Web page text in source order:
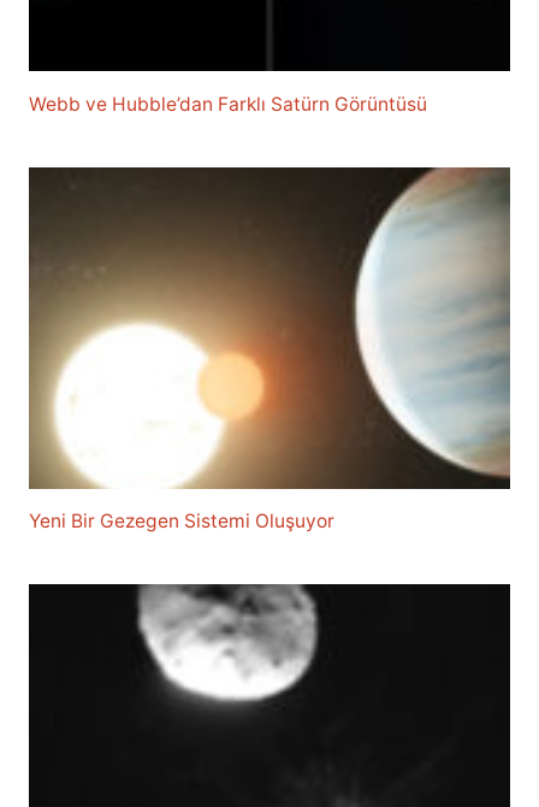
Webb ve Hubble’dan Farklı Satürn Görüntüsü
Yeni Bir Gezegen Sistemi Oluşuyor